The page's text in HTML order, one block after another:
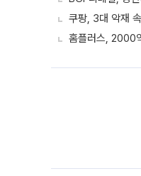
쿠팡, 3대 악재
홈플러스, 2000